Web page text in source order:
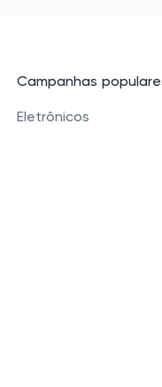
Campanhas
Eletrônicos